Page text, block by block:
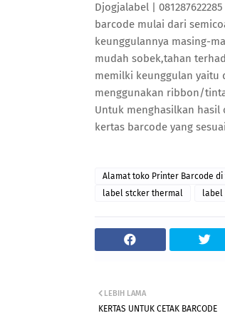
Djogjalabel |
barcode mulai dari
keunggulannya masing-
mudah sobek,tahan
memilki keunggulan yaitu
menggunakan ribbon/
Untuk menghasilkan
kertas barcode yang
Alamat toko Printer Barcode di
label stcker thermal
label
LEBIH LAMA
KERTAS UNTUK CETAK BARCODE